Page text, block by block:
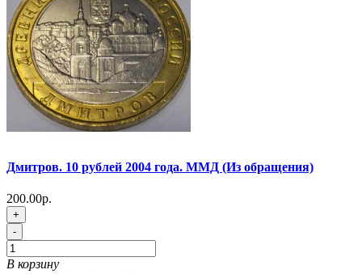
Дмитров. 10 рублей 2004 года. ММД (Из обращения)
200.00р.
+
-
В корзину